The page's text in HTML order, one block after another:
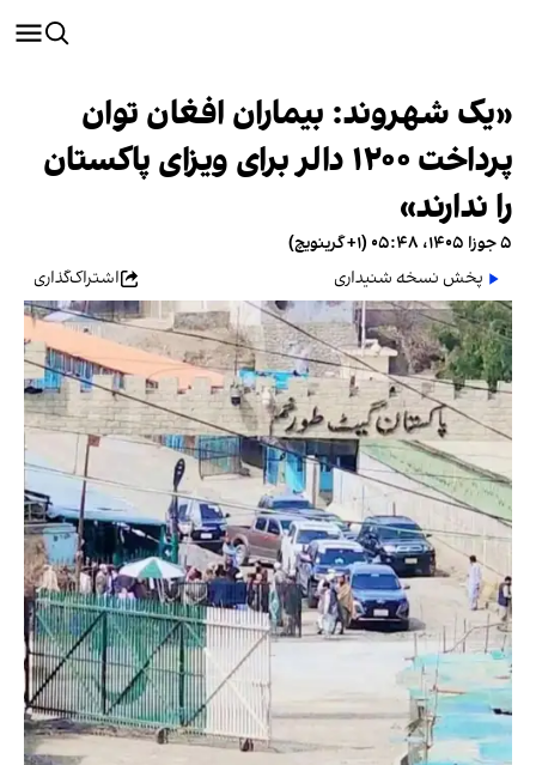
«یک شهروند: بیماران افغان توان
پرداخت ۱۲۰۰ دالر برای ویزای پاکستان
را ندارند»
۵ جوزا ۱۴۰۵، ۰۵:۴۸ (‎+۱ گرینویچ)
پخش نسخه شنیداری
اشتراک‌گذاری